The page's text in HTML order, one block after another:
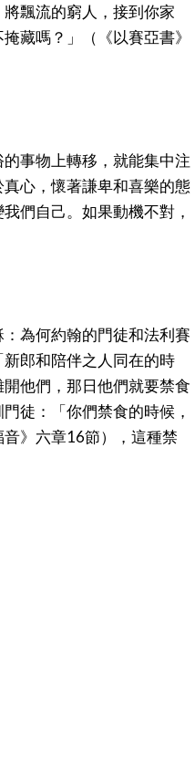
飄流的窮人，接到你家
藏嗎？」（《以賽亞書》
事物上轉移，就能集中注
心，懷著謙卑和喜樂的態
們自己。如果動機不對，
為何約翰的門徒和法利賽
郎和陪伴之人同在的時
他們，那日他們就要禁食
徒：「你們禁食的時候，
》六章16節），這種禁